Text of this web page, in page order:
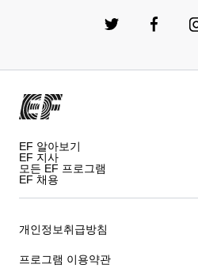
EF 알아보기
EF 지사
모든 EF 프로그램
EF 채용
개인정보취급방침
프로그램 이용약관